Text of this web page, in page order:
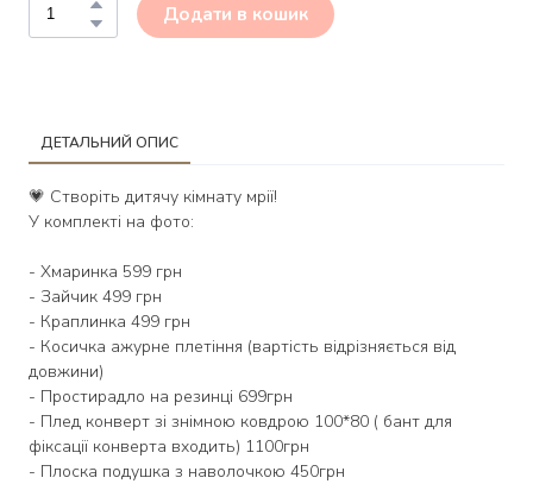
Додати в кошик
ДЕТАЛЬНИЙ ОПИС
💗 Створіть дитячу кімнату мрії!
У комплекті на фото:
- Хмаринка 599 грн
- Зайчик 499 грн
- Краплинка 499 грн
- Косичка ажурне плетіння (вартість відрізняється від
довжини)
- Простирадло на резинці 699грн
- Плед конверт зі знімною ковдрою 100*80 ( бант для
фіксації конверта входить) 1100грн
- Плоска подушка з наволочкою 450грн